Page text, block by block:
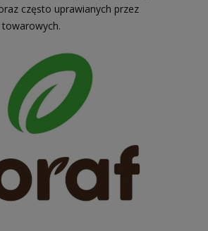
często uprawianych przez